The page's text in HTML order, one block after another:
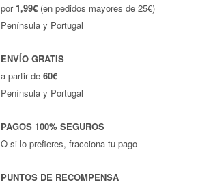
por 1,99€ (en pedidos mayores de 25€)
Península y Portugal
ENVÍO GRATIS
a partir de60€
Península y Portugal
PAGOS 100% SEGUROS
O si lo prefieres, fracciona tu pago
PUNTOS DE RECOMPENSA